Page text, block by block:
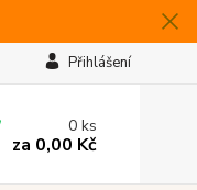
Přihlášení
0ks
za 0,00 Kč